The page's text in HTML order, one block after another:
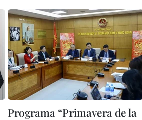
Programa “Primavera de la